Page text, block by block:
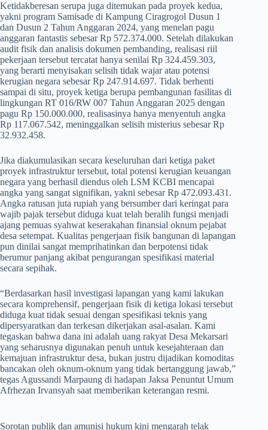
​Ketidakberesan serupa juga ditemukan pada proyek kedua,
yakni program Samisade di Kampung Ciragrogol Dusun 1
dan Dusun 2 Tahun Anggaran 2024, yang menelan pagu
anggaran fantastis sebesar Rp 572.374.000. Setelah dilakukan
audit fisik dan analisis dokumen pembanding, realisasi riil
pekerjaan tersebut tercatat hanya senilai Rp 324.459.303,
yang berarti menyisakan selisih tidak wajar atau potensi
kerugian negara sebesar Rp 247.914.697. Tidak berhenti
sampai di situ, proyek ketiga berupa pembangunan fasilitas di
lingkungan RT 016/RW 007 Tahun Anggaran 2025 dengan
pagu Rp 150.000.000, realisasinya hanya menyentuh angka
Rp 117.067.542, meninggalkan selisih misterius sebesar Rp
32.932.458.
​Jika diakumulasikan secara keseluruhan dari ketiga paket
proyek infrastruktur tersebut, total potensi kerugian keuangan
negara yang berhasil diendus oleh LSM KCBI mencapai
angka yang sangat signifikan, yakni sebesar Rp 472.093.431.
Angka ratusan juta rupiah yang bersumber dari keringat para
wajib pajak tersebut diduga kuat telah beralih fungsi menjadi
ajang pemuas syahwat keserakahan finansial oknum pejabat
desa setempat. Kualitas pengerjaan fisik bangunan di lapangan
pun dinilai sangat memprihatinkan dan berpotensi tidak
berumur panjang akibat pengurangan spesifikasi material
secara sepihak.
​“Berdasarkan hasil investigasi lapangan yang kami lakukan
secara komprehensif, pengerjaan fisik di ketiga lokasi tersebut
diduga kuat tidak sesuai dengan spesifikasi teknis yang
dipersyaratkan dan terkesan dikerjakan asal-asalan. Kami
tegaskan bahwa dana ini adalah uang rakyat Desa Mekarsari
yang seharusnya digunakan penuh untuk kesejahteraan dan
kemajuan infrastruktur desa, bukan justru dijadikan komoditas
bancakan oleh oknum-oknum yang tidak bertanggung jawab,”
tegas Agussandi Marpaung di hadapan Jaksa Penuntut Umum
Afrhezan Irvansyah saat memberikan keterangan resmi.
​Sorotan publik dan amunisi hukum kini mengarah telak